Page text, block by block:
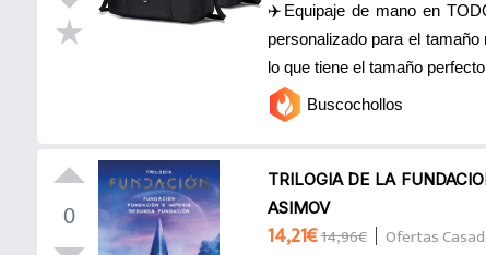
✈️Equipaje de mano en
personalizado para el
lo que tiene el tamaño
Buscochollos
0
TRILOGIA DE LA
ASIMOV
14,21€14,96€ Ofertas